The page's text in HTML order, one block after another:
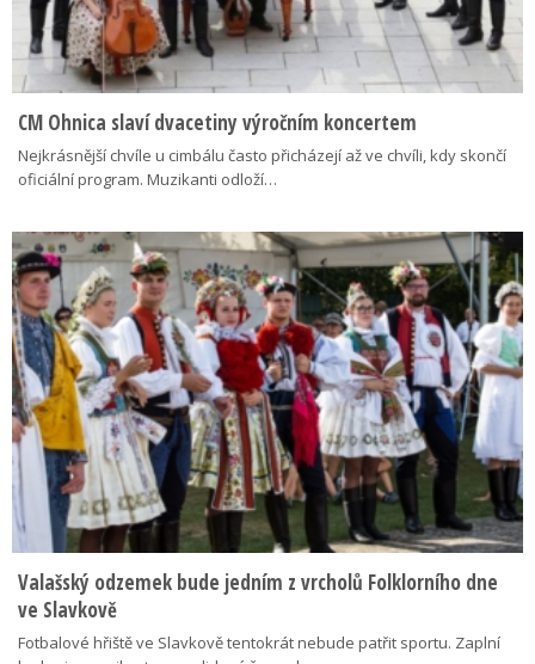
CM Ohnica slaví dvacetiny výročním koncertem
Nejkrásnější chvíle u cimbálu často přicházejí až ve chvíli, kdy skončí
oficiální program. Muzikanti odloží…
Valašský odzemek bude jedním z vrcholů Folklorního dne
ve Slavkově
Fotbalové hřiště ve Slavkově tentokrát nebude patřit sportu. Zaplní